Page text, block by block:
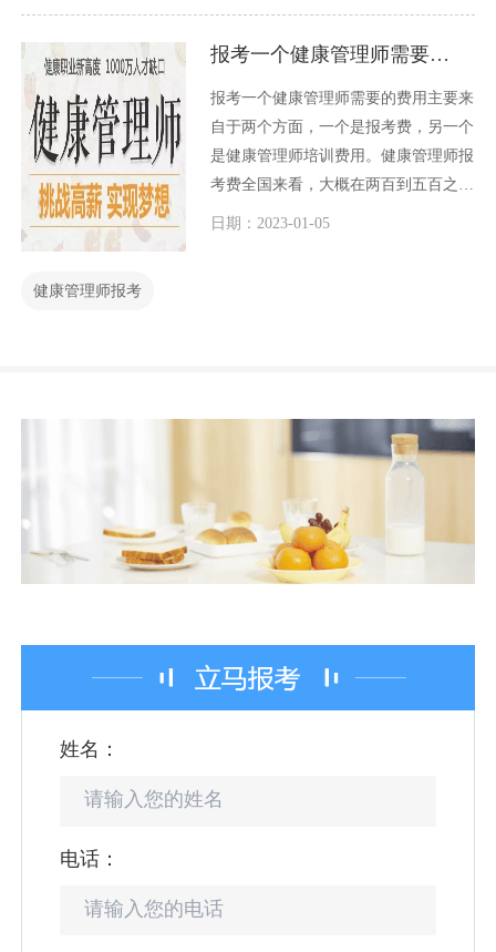
报考一个健康管理师需要多少钱
报考一个健康管理师需要的费用主要来
自于两个方面，一个是报考费，另一个
是健康管理师培训费用。健康管理师报
考费全国来看，大概在两百到五百之
间，不同省份不同城市，价格会有差
日期：2023-01-05
健康管理师报考
姓名：
电话：